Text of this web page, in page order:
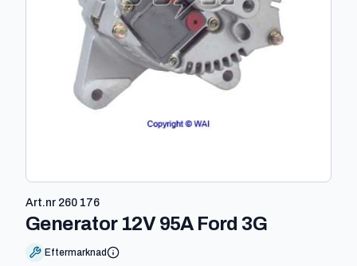
Art.nr 260 176
Generator 12V 95A Ford 3G-
Eftermarknad